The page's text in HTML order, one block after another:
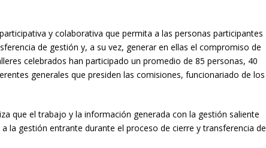
y colaborativa que permita a las personas participantes
de gestión y, a su vez, generar en ellas el compromiso de
celebrados han participado un promedio de 85 personas, 40
generales que presiden las comisiones, funcionariado de los
que el trabajo y la información generada con la gestión saliente
la gestión entrante durante el proceso de cierre y transferencia de